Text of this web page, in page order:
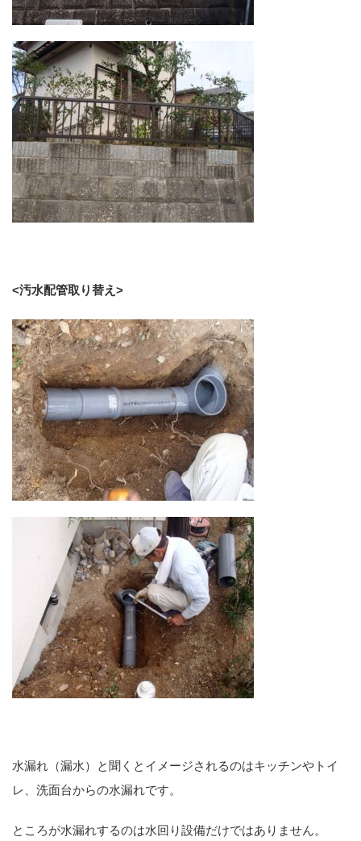
<汚水配管取り替え>
水漏れ（漏水）と聞くとイメージされるのはキッチンやトイ
レ、洗面台からの水漏れです。
ところが水漏れするのは水回り設備だけではありません。